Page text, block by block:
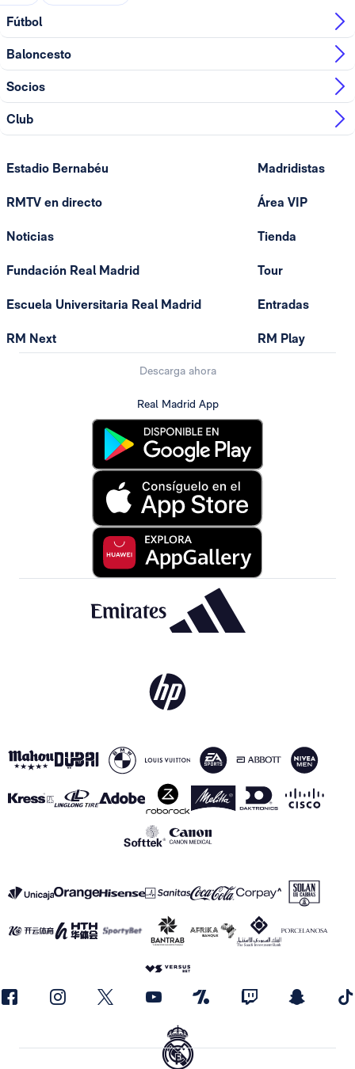
Fútbol
Baloncesto
Socios
Club
Estadio Bernabéu
RMTV en directo
Noticias
Fundación Real Madrid
Escuela Universitaria Real Madrid
RM Next
Madridistas
Área VIP
Tienda
Tour
Entradas
RM Play
Descarga ahora
Real Madrid App